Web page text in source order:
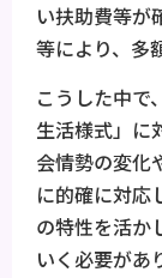
い扶助費等が
等により、多
こうした中で
生活様式」に
会情勢の変化
に的確に対応
の特性を活か
いく必要があ